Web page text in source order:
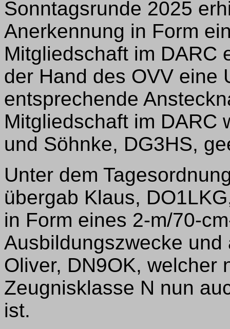
Sonntagsrunde 2025
Anerkennung in Form
Mitgliedschaft im DARC
der Hand des OVV eine
entsprechende
Mitgliedschaft im DARC
und Söhnke, DG3HS,
Unter dem
übergab Klaus,
in Form eines 2-m/70-
Ausbildungszwecke
Oliver, DN9OK, welcher
Zeugnisklasse N nun
ist.